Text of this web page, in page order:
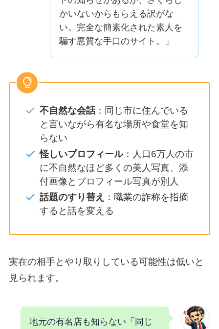
かいないからもらえる訳がな
い。完全な簡素化された素人を
騙す悪質な手口のサイト。」
不自然な会話：同じ市に住んでいる
と言いながら有名な場所や食堂を知
らない
怪しいプロフィール：人口6万人の市
に不自然なほど多くの美人写真、添
付画像とプロフィール写真が別人
話題のすり替え
：職業の詐称を指摘
すると話を変える
実在の相手とやり取りしている可能性は低いと
見られます。
地元の有名店も知らない「同じ